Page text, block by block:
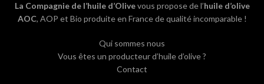
La Compagnie de l’huile d’Olivevous propose de l’huile d’olive
AOC, AOP et Bio produite en France de qualité incomparable !
Qui sommes nous
Vous êtes un producteur d’huile d’olive ?
Contact